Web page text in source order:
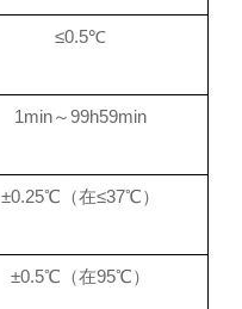
≤0.5℃
1min～99h59min
±0.25℃（在≤37℃）
±0.5℃（在95℃）